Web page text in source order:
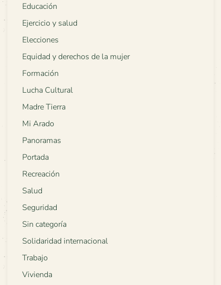
Educación
Ejercicio y salud
Elecciones
Equidad y derechos de la mujer
Formación
Lucha Cultural
Madre Tierra
Mi Arado
Panoramas
Portada
Recreación
Salud
Seguridad
Sin categoría
Solidaridad internacional
Trabajo
Vivienda